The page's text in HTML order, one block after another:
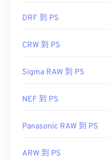
DRF 到 PS
CRW 到 PS
Sigma RAW 到 PS
NEF 到 PS
Panasonic RAW 到 PS
ARW 到 PS